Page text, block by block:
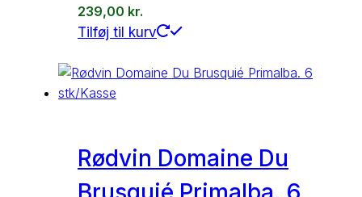
239,00 kr.
Tilføj til kurv
Rødvin Domaine Du